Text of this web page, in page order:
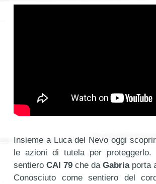
Insieme a Luca del Nevo oggi
le azioni di tutela per proteggerlo.
sentiero CAI 79 che da Gabriaporta
Conosciuto come sentiero del